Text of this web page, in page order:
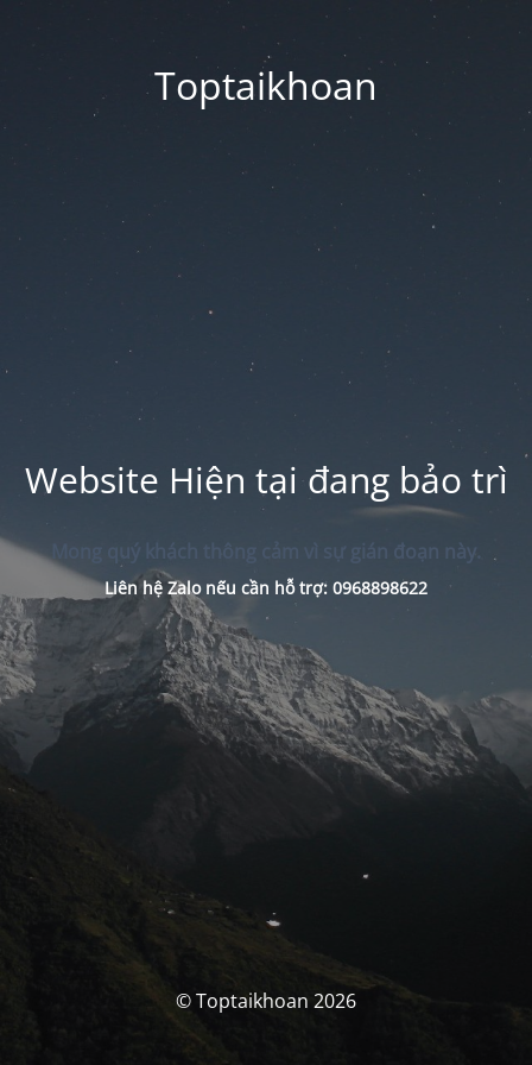
Toptaikhoan
Website Hiện tại đang bảo trì
Mong quý khách thông cảm vì sự gián đoạn này.
Liên hệ Zalo nếu cần hỗ trợ: 0968898622
© Toptaikhoan 2026